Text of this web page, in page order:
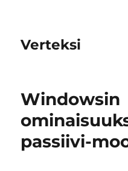
Verteksi
Windowsin
passiivi-